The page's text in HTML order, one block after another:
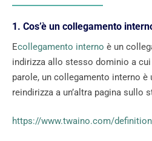
1. Cos’è un collegamento
Ecollegamento interno è un
indirizza allo stesso dominio a
parole, un collegamento interno è
reindirizza a un’altra pagina sullo
https://www.twaino.com/